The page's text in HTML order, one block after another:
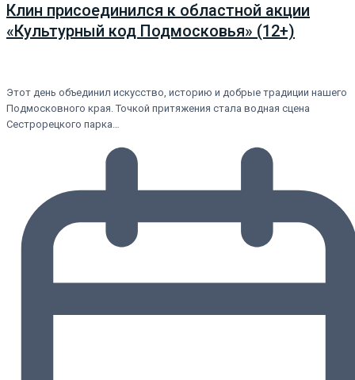
Клин присоединился к областной акции
«Культурный код Подмосковья» (12+)
Этот день объединил искусство, историю и добрые традиции нашего
Подмосковного края. Точкой притяжения стала водная сцена
Сестрорецкого парка…